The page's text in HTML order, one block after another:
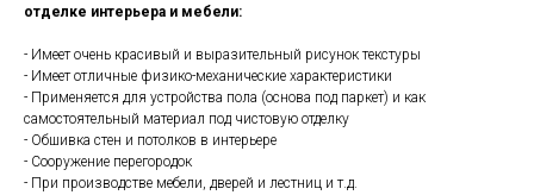
отделке интерьера и мебели:
- Имеет очень красивый и выразительный рисунок текстуры
- Имеет отличные физико-механические характеристики
- Применяется для устройства пола (основа под паркет) и как
самостоятельный материал под чистовую отделку
- Обшивка стен и потолков в интерьере
- Сооружение перегородок
- При производстве мебели, дверей и лестниц и т.д.